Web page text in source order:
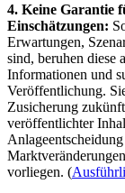
4. Keine Garantie
Einschätzungen:
Erwartungen,
sind, beruhen diese
Informationen und
Veröffentlichung.
Zusicherung
veröffentlichter
vorliegen. (